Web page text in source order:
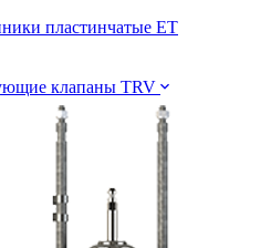
пластинчатые ЕТ
клапаны TRV